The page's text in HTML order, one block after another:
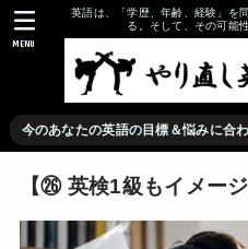
英語は、「学歴、年齢、経験」を
る。そして、その可能
今のあなたの英語の目標＆悩みに合
MENU
【㉖ 英検1級もイメー